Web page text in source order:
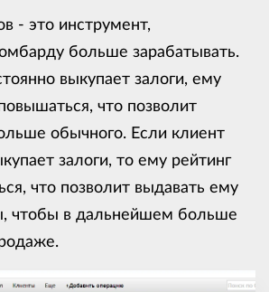
- это инструмент,
больше зарабатывать.
выкупает залоги, ему
что позволит
обычного. Если клиент
залоги, то ему рейтинг
что позволит выдавать ему
чтобы в дальнейшем больше